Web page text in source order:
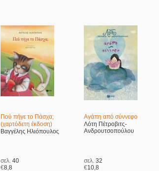
Πού πήγε το Πάσχα;
(χαρτόδετη έκδοση)
Βαγγέλης Ηλιόπουλος
σελ. 40
€8,8
Αγάπη από σύννεφο
Λότη Πέτροβιτς-
Ανδρουτσοπούλου
σελ. 32
€10,8